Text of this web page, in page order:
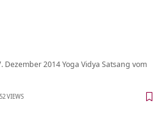
Dezember 2014 Yoga Vidya Satsang vom
VIEWS